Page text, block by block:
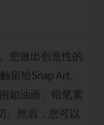
您做出创造性的
留给Snap Art。
如油画、铅笔素
。然后，您可以